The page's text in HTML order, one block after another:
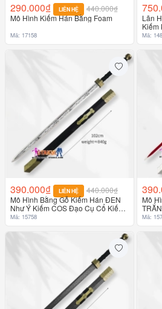
290.000₫ LIÊN HỆ
440.000₫
Mô Hình Kiếm Hán Bằng Foam
Mã: 17158
Lãn
Kiếm
Trấn
Mã:
390.000₫ LIÊN HỆ
440.000₫
Mô Hình Bằng Gỗ Kiếm Hán ĐEN
Như Ý Kiếm COS Đạo Cụ Cổ Kiếm
Gỗ Trang Trí Vũ Khí Thủ Công Mỹ
Mã: 15758
Mô
Cổ
Mã: